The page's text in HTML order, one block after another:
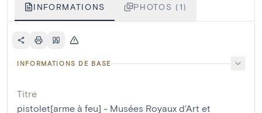
INFORMATIONS PHOTOS (1)
INFORMATIONS DE BASE
Titre
pistolet[arme à feu] - Musées Royaux d'Art et